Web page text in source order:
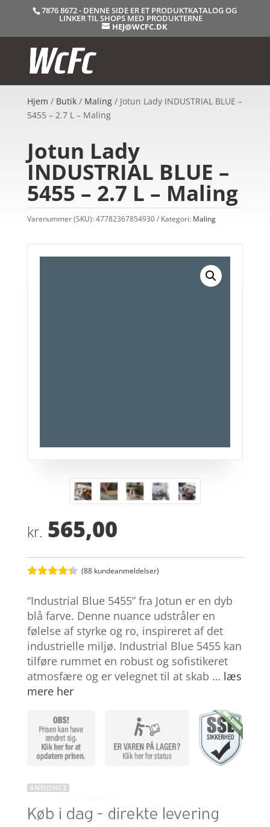
7876 8672 - DENNE SIDE ER ET PRODUKTKATALOG OG
LINKER TIL SHOPS MED PRODUKTERNE
HEJ@WCFC.DK
Hjem / Butik/ Maling/ Jotun Lady INDUSTRIAL BLUE –
5455 – 2.7 L – Maling
Jotun Lady
INDUSTRIAL BLUE –
5455 – 2.7 L – Maling
Varenummer (SKU):47782367854930 Kategori: Maling
kr. 565,00
ud af 5
baseret
på
kundebedø
mmelser
(88 kundeanmeldelser)
“Industrial Blue 5455” fra Jotun er en dyb
blå farve. Denne nuance udstråler en
følelse af styrke og ro, inspireret af det
industrielle miljø. Industrial Blue 5455 kan
tilføre rummet en robust og sofistikeret
atmosfære og er velegnet til at skab … læs
mere her